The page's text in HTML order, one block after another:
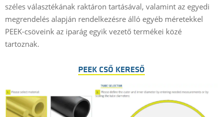
széles választékának raktáron tartásával, valamint az egyedi
megrendelés alapján rendelkezésre álló egyéb méretekkel
PEEK-csöveink az iparág egyik vezető termékei közé
tartoznak.
PEEK CSŐ KERESŐ